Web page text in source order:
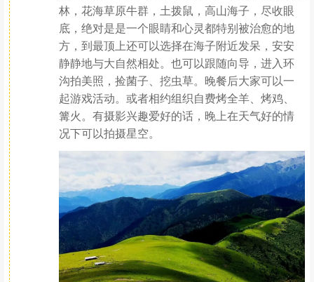
林，花海草原牛群，土拨鼠，高山海子，尽收眼
底，绝对是是一个眼睛和心灵都特别被治愈的地
方，到最顶上还可以选择在海子附近发呆，安安
静静地与大自然相处。也可以跟随向导，进入环
沟拍美照，捡菌子、挖虫草。晚餐后大家可以一
起游戏活动。或者相约组织自费烤全羊、烤鸡、
篝火。有摄影兴趣爱好的话，晚上在天气好的情
况下可以拍摄星空。